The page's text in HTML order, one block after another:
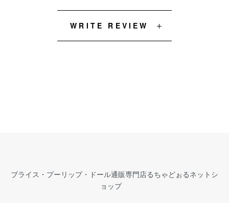
WRITE REVIEW
ブライス・プーリップ・ドール通販専門店るちゃどぉるネットシ
ョップ